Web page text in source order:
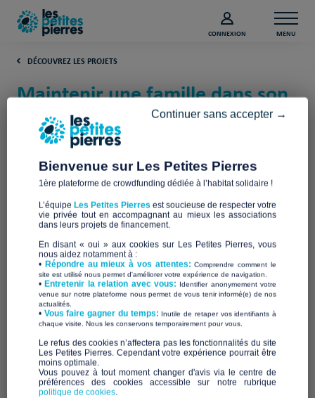
CONNEXION MENU
DÉCOUVREZ LES PROJETS
Maintenir une famille dans son
logement (Isère)
Les Toits Du CART (Collectif Accueil
Refugiés Trièves)
Maintenir cette famille dans un logement
Bienvenue sur Les Petites Pierres
1ère plateforme de crowdfunding dédiée à l’habitat solidaire !
L’équipe Les Petites Pierres est soucieuse de respecter votre
vie privée tout en accompagnant au mieux les associations
dans leurs projets de financement.
En disant « oui » aux cookies sur Les Petites Pierres, vous
nous aidez notamment à :
• Répondre au mieux à vos attentes:Comprendre comment le
site est utilisé nous permet d'améliorer votre expérience de navigation.
•Entretenir la relation avec vous: Identifier anonymement votre
venue sur notre plateforme nous permet de vous tenir informé(e) de nos
actualités.
​• Vous faire gagner du temps: Inutile de retaper vos identifiants à
chaque visite. Nous les conservons temporairement pour vous.
​Le refus des cookies n’affectera pas les fonctionnalités du site
Les Petites Pierres. Cependant votre expérience pourrait être
moins optimale.​
Vous pouvez à tout moment changer d'avis via le centre de
préférences des cookies accessible sur notre rubrique
politique de cookies.
Continuer sans accepter →